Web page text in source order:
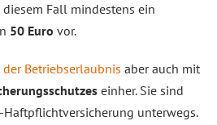
Fall mindestens ein
50 Euro vor.
der Betriebserlaubnis aber auch mit
einher. Sie sind
unterwegs.